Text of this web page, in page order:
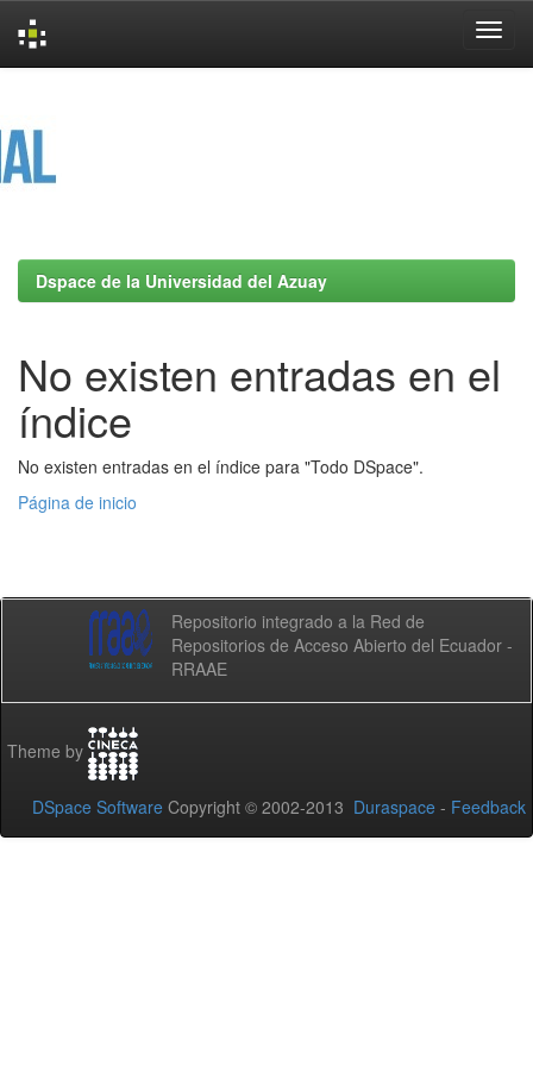
Dspace de la Universidad del Azuay
No existen entradas en el
índice
No existen entradas en el índice para "Todo DSpace".
Página de inicio
Repositorio integrado a la Red de
Repositorios de Acceso Abierto del Ecuador -
RRAAE
Theme by
DSpace Software Copyright © 2002-2013 Duraspace - Feedback